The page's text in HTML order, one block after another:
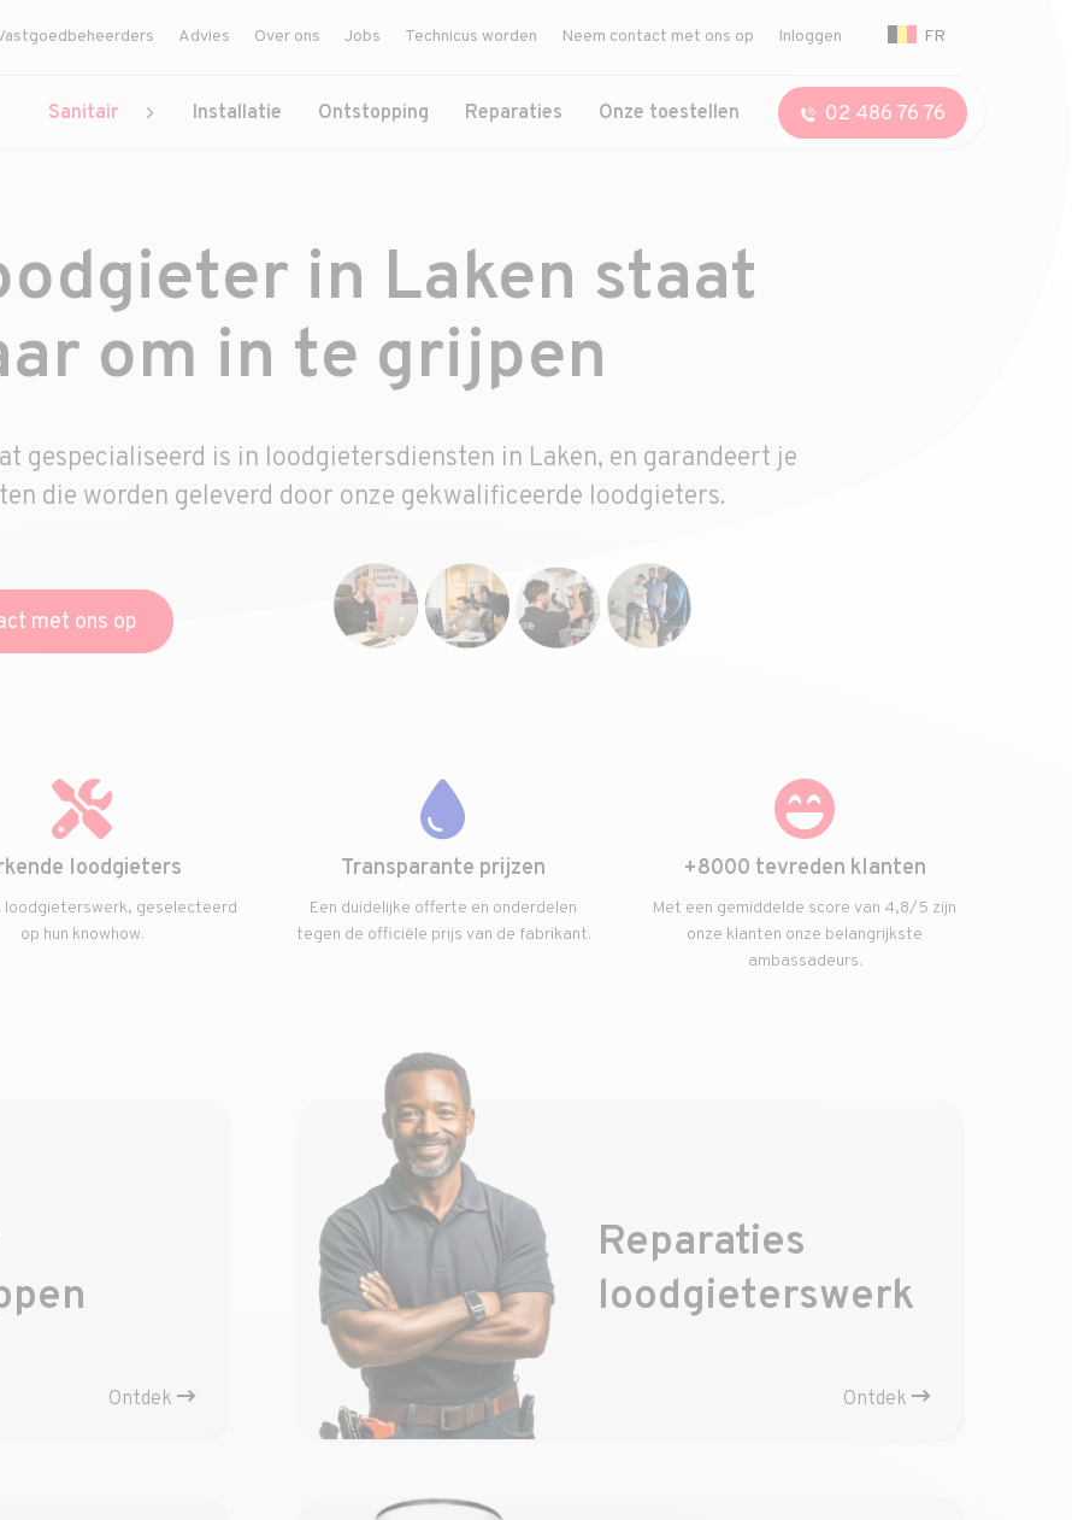
Advies Over ons Jobs Technicus worden Neem contact met ons op Inloggen FR
Sanitair Installatie Ontstopping Reparaties Onze toestellen 02 486 76 76
in Laken staat
om in te grijpen
gespecialiseerd is in loodgietersdiensten in Laken, en garandeert je
die worden geleverd door onze gekwalificeerde loodgieters.
met ons op
loodgieters
loodgieterswerk, geselecteerd
op hun knowhow.
Transparante prijzen
Een duidelijke offerte en onderdelen
tegen de officiële prijs van de fabrikant.
+8000 tevreden klanten
Met een gemiddelde score van 4,8/5 zijn
onze klanten onze belangrijkste
ambassadeurs.
Ontdek
Reparaties
loodgieterswerk
Ontdek